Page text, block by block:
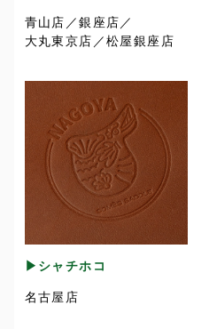
青山店／銀座店／
大丸東京店／松屋銀座店
▶シャチホコ
名古屋店